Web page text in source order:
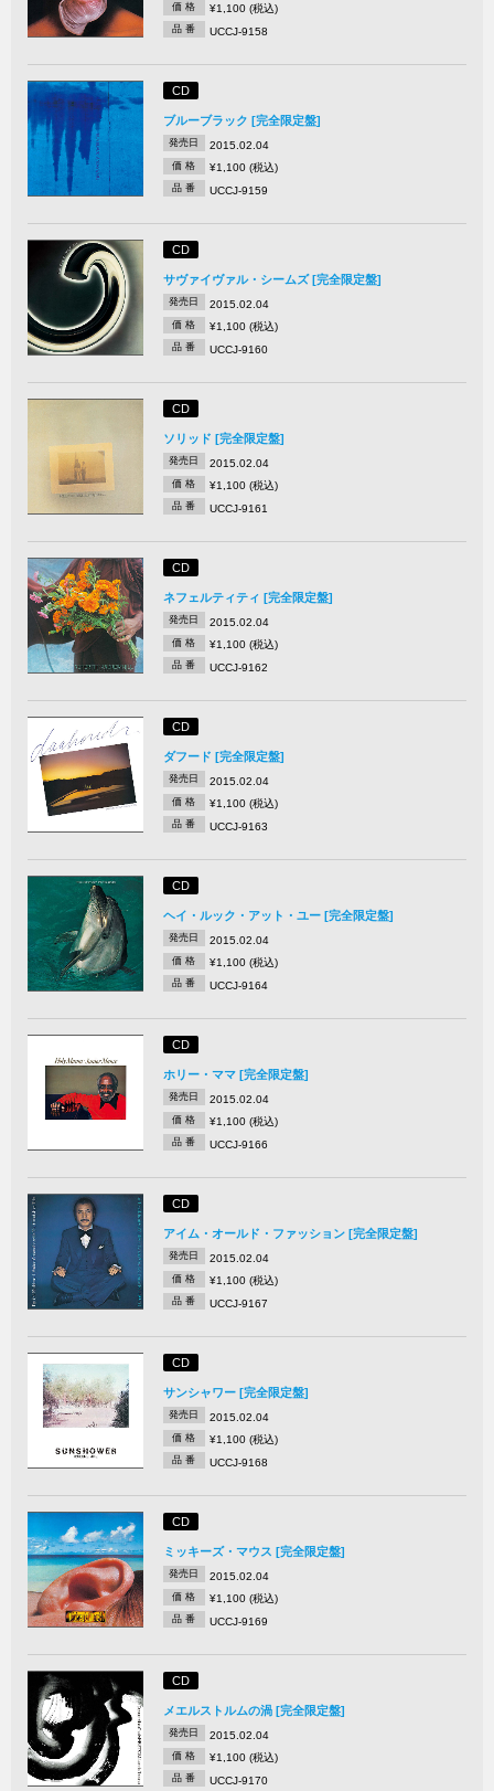
価 格 ¥1,100 (税込)
品 番 UCCJ-9158
CD
ブルーブラック [完全限定盤]
発売日 2015.02.04
価 格 ¥1,100 (税込)
品 番 UCCJ-9159
CD
サヴァイヴァル・シームズ [完全限定盤]
発売日 2015.02.04
価 格 ¥1,100 (税込)
品 番 UCCJ-9160
CD
ソリッド [完全限定盤]
発売日 2015.02.04
価 格 ¥1,100 (税込)
品 番 UCCJ-9161
CD
ネフェルティティ [完全限定盤]
発売日 2015.02.04
価 格 ¥1,100 (税込)
品 番 UCCJ-9162
CD
ダフード [完全限定盤]
発売日 2015.02.04
価 格 ¥1,100 (税込)
品 番 UCCJ-9163
CD
ヘイ・ルック・アット・ユー [完全限定盤]
発売日 2015.02.04
価 格 ¥1,100 (税込)
品 番 UCCJ-9164
CD
ホリー・ママ [完全限定盤]
発売日 2015.02.04
価 格 ¥1,100 (税込)
品 番 UCCJ-9166
CD
アイム・オールド・ファッション [完全限定盤]
発売日 2015.02.04
価 格 ¥1,100 (税込)
品 番 UCCJ-9167
CD
サンシャワー [完全限定盤]
発売日 2015.02.04
価 格 ¥1,100 (税込)
品 番 UCCJ-9168
CD
ミッキーズ・マウス [完全限定盤]
発売日 2015.02.04
価 格 ¥1,100 (税込)
品 番 UCCJ-9169
CD
メエルストルムの渦 [完全限定盤]
発売日 2015.02.04
価 格 ¥1,100 (税込)
品 番 UCCJ-9170